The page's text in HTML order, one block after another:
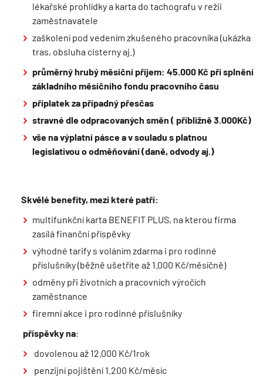
lékařské prohlídky a karta do tachografu v režii
zaměstnavatele
zaškolení pod vedením zkušeného pracovníka (ukázka
tras, obsluha cisterny aj.)
průměrný hrubý měsíční příjem: 45.000 Kč při splnění
základního měsíčního fondu pracovního času
příplatek za případný přesčas
stravné dle odpracovaných směn ( přibližně 3.000Kč)
vše na výplatní pásce a v souladu s platnou
legislativou o odměňování(daně, odvody aj.)
Skvělé benefity, mezi které patří:
multifunkční karta BENEFIT PLUS, na kterou firma
zasílá finanční příspěvky
výhodné tarify s voláním zdarma i pro rodinné
příslušníky (běžně ušetříte až 1.000 Kč/měsíčně)
odměny při životních a pracovních výročích
zaměstnance
firemní akce i pro rodinné příslušníky
příspěvky na:
dovolenou až 12.000 Kč/1rok
penzijní pojištění 1.200 Kč/měsíc